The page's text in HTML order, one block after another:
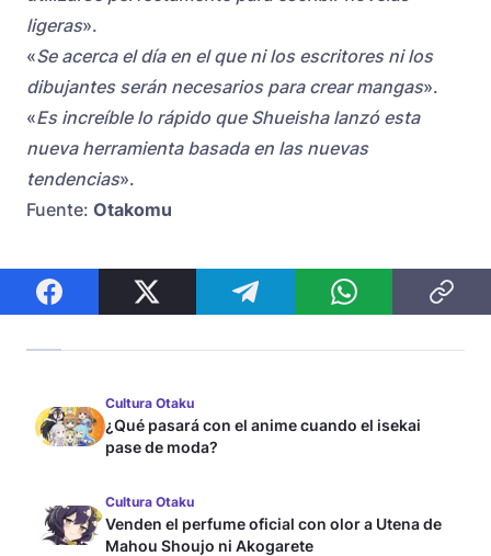
ligeras».
«Se acerca el día en el que ni los escritores ni los
dibujantes serán necesarios para crear mangas».
«Es increíble lo rápido que Shueisha lanzó esta
nueva herramienta basada en las nuevas
tendencias».
Fuente: Otakomu
Cultura Otaku
¿Qué pasará con el anime cuando el isekai
pase de moda?
Cultura Otaku
Venden el perfume oficial con olor a Utena de
Mahou Shoujo ni Akogarete